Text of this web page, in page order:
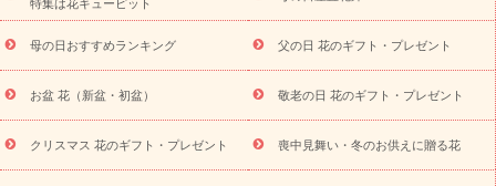
元・暑中見舞い
敬老の日
お供え
お供え・お悔やみ商品一覧 お供え・お悔やみの花
十九日法要以降に贈る花
通夜・葬儀に贈る花
お供え お花とセッ
お盆（新盆・初盆）
お祝い返し お見舞い
お取り
プリザーブドフラワー
スタイルから探す
アレンジメント
特集は花キューピット
母の日おすすめランキング 父の日 花のギフト・プレゼント
お盆 花（新盆・初盆） 敬老の日 花のギフト・プレゼント
クリスマス 花のギフト・プレゼント 喪中見舞い・冬のお供えに贈る花